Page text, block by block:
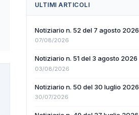
ULTIMI ARTICOLI
Notiziario n. 52 del 7 agosto 2026
07/08/2026
Notiziario n. 51 del 3 agosto 2026
03/08/2026
Notiziario n. 50 del 30 luglio 2026
30/07/2026